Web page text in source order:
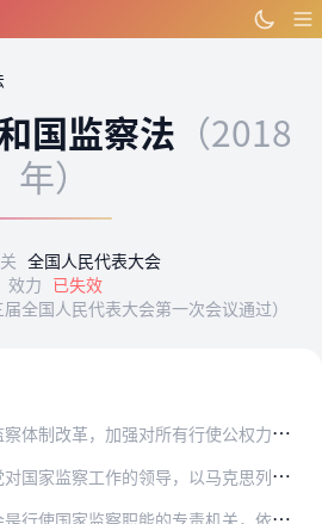
国监察法 （2018
年）
全国人民代表大会
效力 已失效
全国人民代表大会第一次会议通过）
职人员的监督，实现国家监察全面覆盖，深入开展反腐败工作，推进国家治理体系和治理能力现代化，根据宪法，制定本法。
义、毛泽东思想、邓小平理论、“三个代表”重要思想、科学发展观、习近平新时代中国特色社会主义思想为指导，构建集中…
法对所有行使公权力的公职人员（以下称公职人员）进行监察，调查职务违法和职务犯罪，开展廉政建设和反腐败工作，维护…